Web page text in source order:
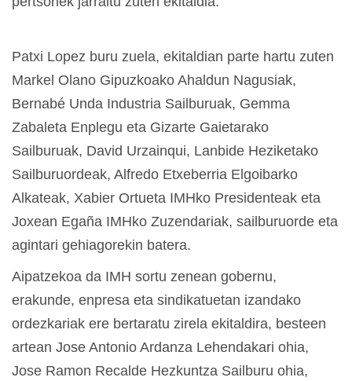
Patxi Lopez buru zuela, ekitaldian parte hartu zuten
Markel Olano Gipuzkoako Ahaldun Nagusiak,
Bernabé Unda Industria Sailburuak, Gemma
Zabaleta Enplegu eta Gizarte Gaietarako
Sailburuak, David Urzainqui, Lanbide Heziketako
Sailburuordeak, Alfredo Etxeberria Elgoibarko
Alkateak, Xabier Ortueta IMHko Presidenteak eta
Joxean Egaña IMHko Zuzendariak, sailburuorde eta
agintari gehiagorekin batera.
Aipatzekoa da IMH sortu zenean gobernu,
erakunde, enpresa eta sindikatuetan izandako
ordezkariak ere bertaratu zirela ekitaldira, besteen
artean Jose Antonio Ardanza Lehendakari ohia,
Jose Ramon Recalde Hezkuntza Sailburu ohia,